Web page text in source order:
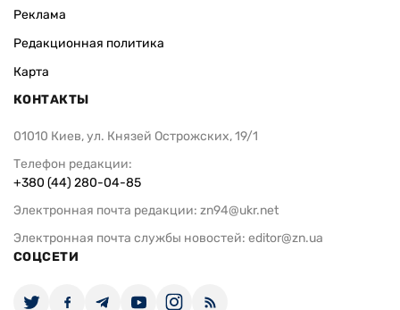
Реклама
Редакционная политика
Карта
КОНТАКТЫ
01010 Киев, ул. Князей Острожских, 19/1
Телефон редакции:
+380 (44) 280-04-85
Электронная почта редакции: zn94@ukr.net
Электронная почта службы новостей: editor@zn.ua
СОЦСЕТИ